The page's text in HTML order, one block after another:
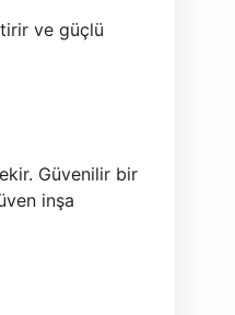
ve güçlü
Güvenilir bir
inşa